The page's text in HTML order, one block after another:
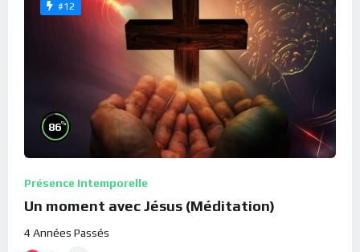
#12
86%
Présence Intemporelle
Un moment avec Jésus (Méditation)
4 Années Passés